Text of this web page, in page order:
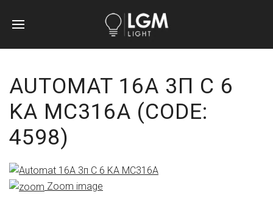
AUTOMAT 16A 3П C 6
KA MC316A (CODE:
4598)
Zoom image